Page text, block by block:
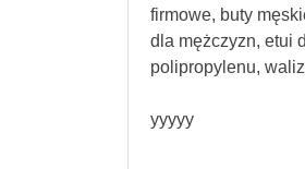
firmowe, buty
dla mężczyzn, etui
polipropylenu,
yyyyy